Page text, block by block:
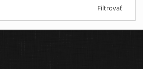
Filtrovať